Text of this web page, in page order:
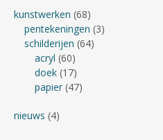
kunstwerken (68)
pentekeningen (3)
schilderijen (64)
acryl (60)
doek (17)
papier (47)
nieuws (4)